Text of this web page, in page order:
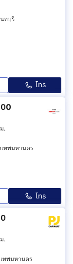
ทบุรี
โทร
.
ทพมหานคร
โทร
.
ทพมหานคร